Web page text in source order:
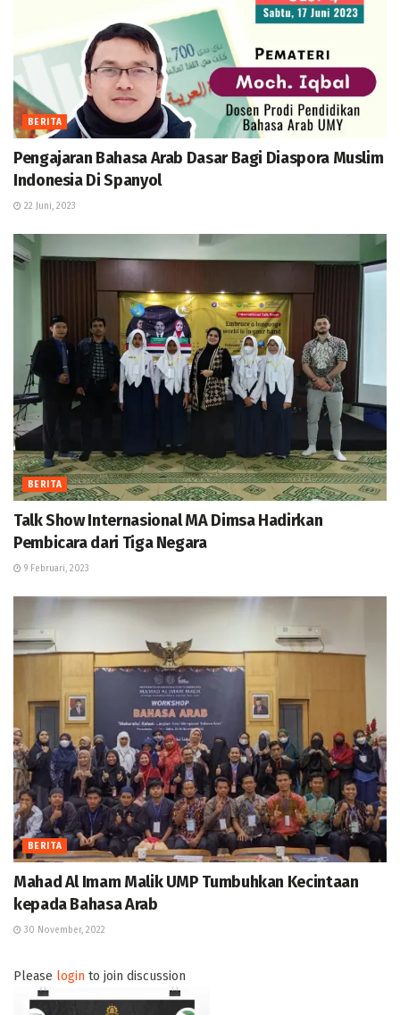
BERITA
Pengajaran Bahasa Arab Dasar Bagi Diaspora Muslim
Indonesia Di Spanyol
22 Juni, 2023
BERITA
Talk Show Internasional MA Dimsa Hadirkan
Pembicara dari Tiga Negara
9 Februari, 2023
BERITA
Mahad Al Imam Malik UMP Tumbuhkan Kecintaan
kepada Bahasa Arab
30 November, 2022
Please login to join discussion